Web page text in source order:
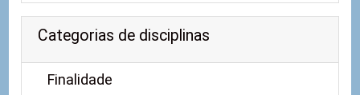
Categorias de disciplinas
Finalidade